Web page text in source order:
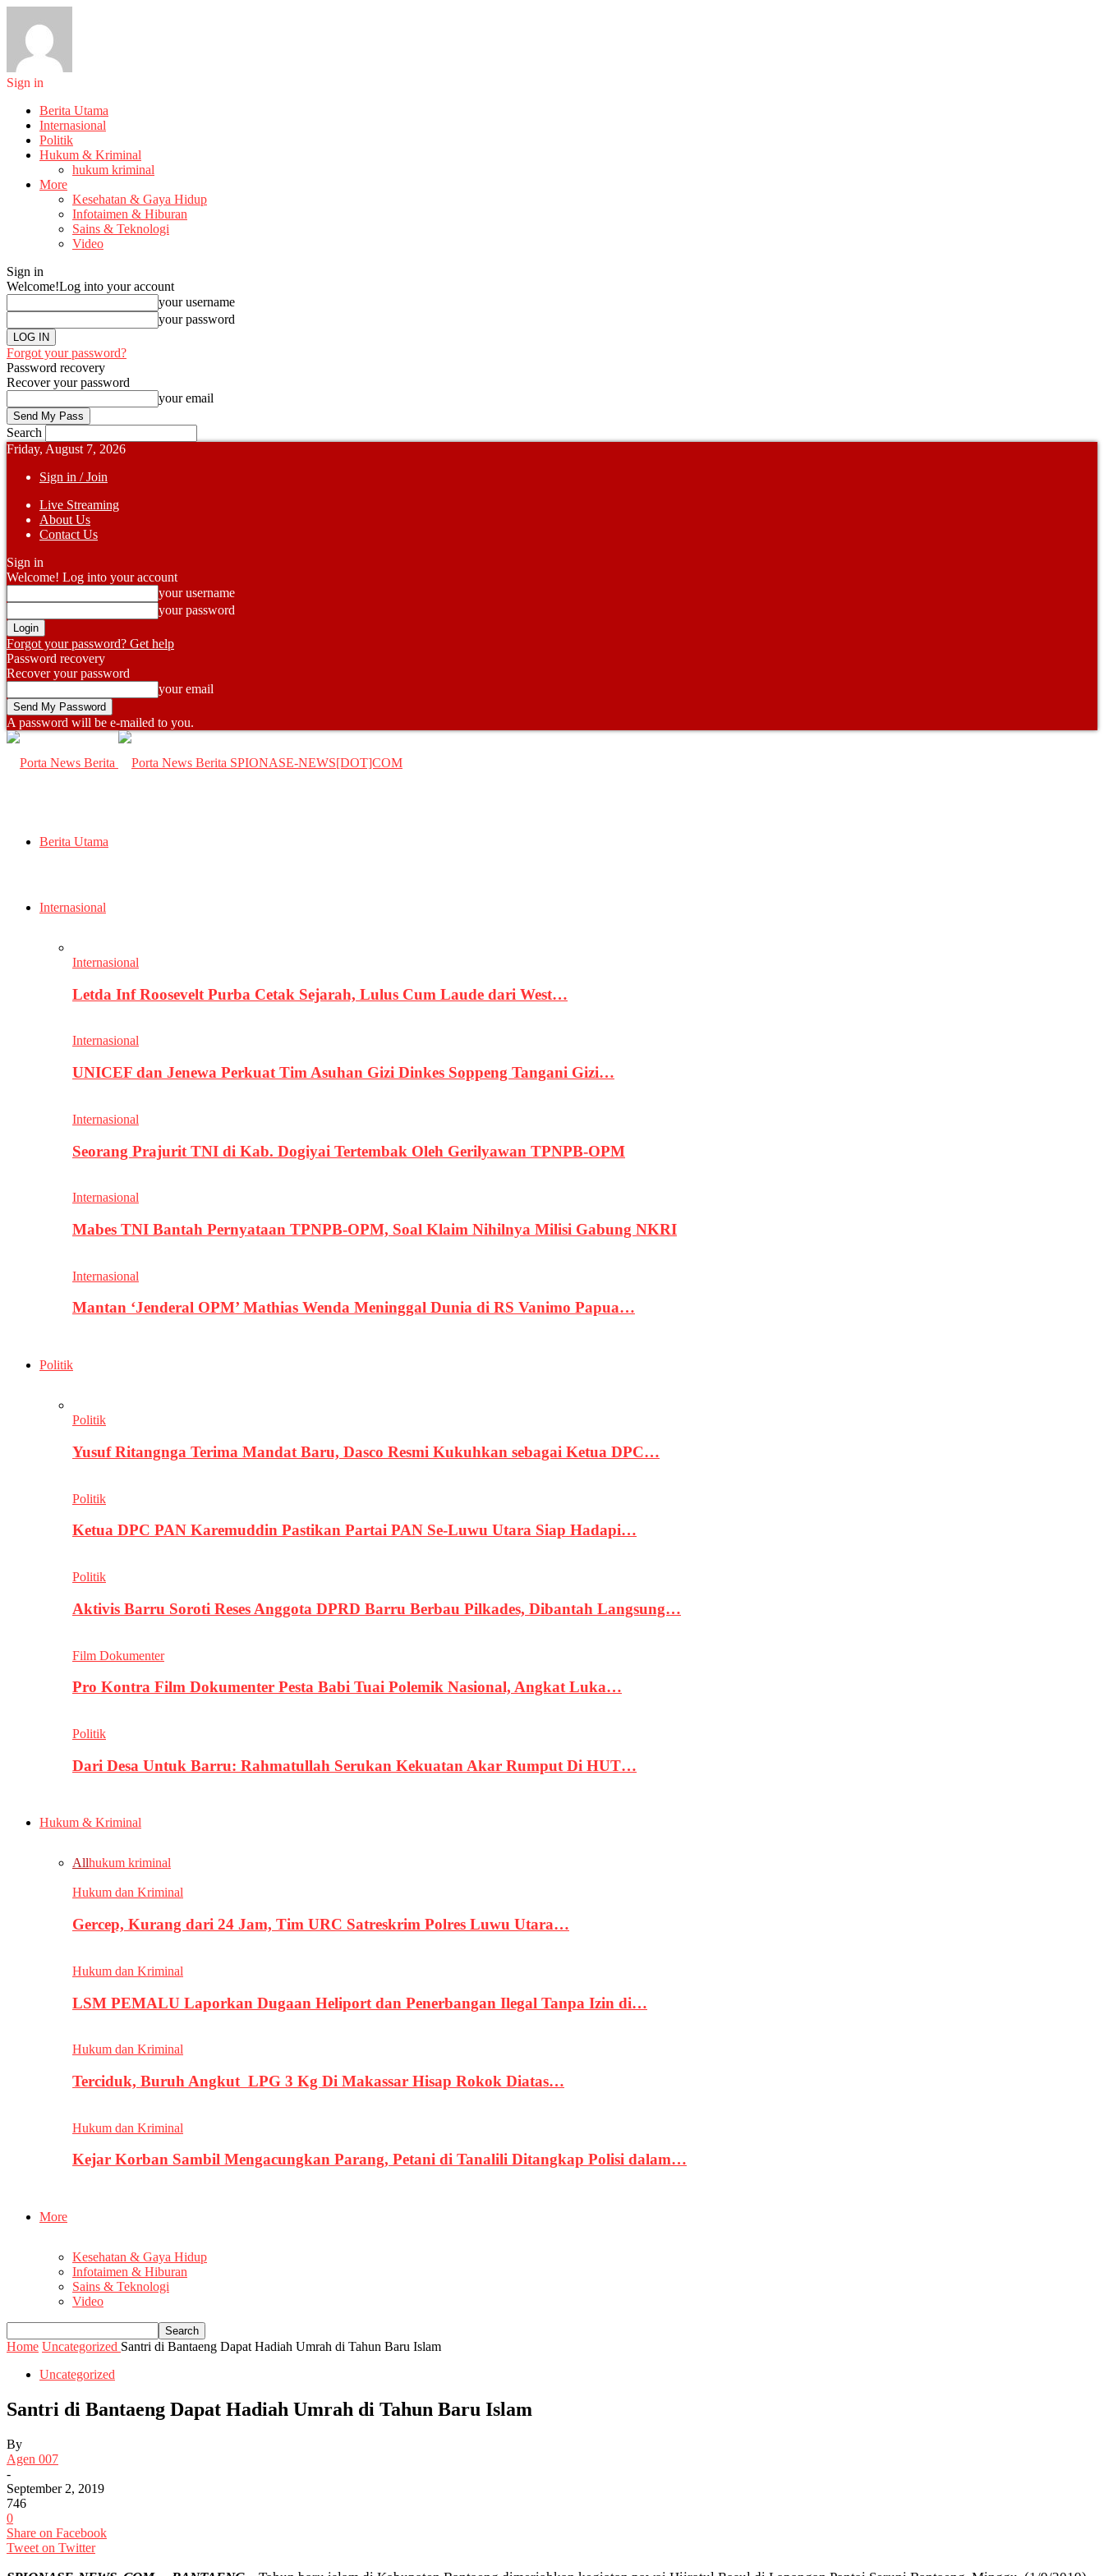
Sign in
Berita Utama
Internasional
Politik
Hukum & Kriminal
hukum kriminal
More
Kesehatan & Gaya Hidup
Infotaimen & Hiburan
Sains & Teknologi
Video
Sign in
Welcome!Log into your account
your username
your password
Forgot your password?
Password recovery
Recover your password
your email
Search
Friday, August 7, 2026
Sign in / Join
Live Streaming
About Us
Contact Us
Sign in
Welcome! Log into your account
your username
your password
Forgot your password? Get help
Password recovery
Recover your password
your email
A password will be e-mailed to you.
SPIONASE-NEWS[DOT]COM
Berita Utama
Internasional
Internasional
Letda Inf Roosevelt Purba Cetak Sejarah, Lulus Cum Laude dari West…
Internasional
UNICEF dan Jenewa Perkuat Tim Asuhan Gizi Dinkes Soppeng Tangani Gizi…
Internasional
Seorang Prajurit TNI di Kab. Dogiyai Tertembak Oleh Gerilyawan TPNPB-OPM
Internasional
Mabes TNI Bantah Pernyataan TPNPB-OPM, Soal Klaim Nihilnya Milisi Gabung NKRI
Internasional
Mantan ‘Jenderal OPM’ Mathias Wenda Meninggal Dunia di RS Vanimo Papua…
Politik
Politik
Yusuf Ritangnga Terima Mandat Baru, Dasco Resmi Kukuhkan sebagai Ketua DPC…
Politik
Ketua DPC PAN Karemuddin Pastikan Partai PAN Se-Luwu Utara Siap Hadapi…
Politik
Aktivis Barru Soroti Reses Anggota DPRD Barru Berbau Pilkades, Dibantah Langsung…
Film Dokumenter
Pro Kontra Film Dokumenter Pesta Babi Tuai Polemik Nasional, Angkat Luka…
Politik
Dari Desa Untuk Barru: Rahmatullah Serukan Kekuatan Akar Rumput Di HUT…
Hukum & Kriminal
Allhukum kriminal
Hukum dan Kriminal
Gercep, Kurang dari 24 Jam, Tim URC Satreskrim Polres Luwu Utara…
Hukum dan Kriminal
LSM PEMALU Laporkan Dugaan Heliport dan Penerbangan Ilegal Tanpa Izin di…
Hukum dan Kriminal
Terciduk, Buruh Angkut LPG 3 Kg Di Makassar Hisap Rokok Diatas…
Hukum dan Kriminal
Kejar Korban Sambil Mengacungkan Parang, Petani di Tanalili Ditangkap Polisi dalam…
More
Kesehatan & Gaya Hidup
Infotaimen & Hiburan
Sains & Teknologi
Video
Home Uncategorized Santri di Bantaeng Dapat Hadiah Umrah di Tahun Baru Islam
Uncategorized
Santri di Bantaeng Dapat Hadiah Umrah di Tahun Baru Islam
By
Agen 007
-
September 2, 2019
746
0
Share on Facebook
Tweet on Twitter